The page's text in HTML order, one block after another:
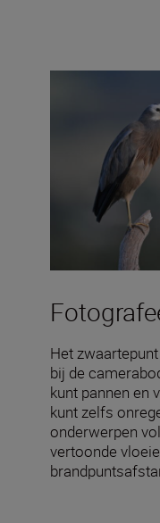
Het
bij de
kunt pannen en
kunt zelfs
onderwerpen
vertoonde